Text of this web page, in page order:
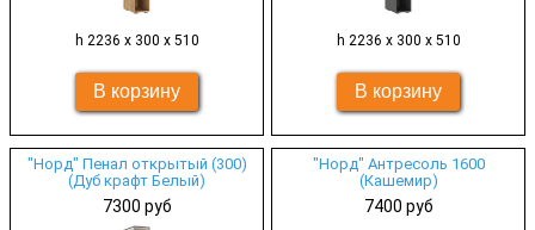
h 2236 х 300 х 510 h 2236 х 300 х 510
"Норд" Пенал открытый (300)
(Дуб крафт Белый)
7300 руб
"Норд" Антресоль 1600
(Кашемир)
7400 руб